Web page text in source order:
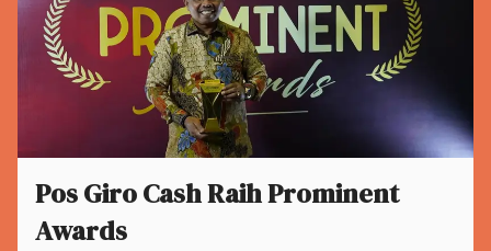
Pos Giro Cash Raih Prominent
Awards